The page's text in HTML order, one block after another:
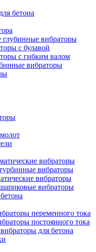
бетона
глубинные вибраторы
с булавой
с гибким валом
вибраторы
вибраторы
вибраторы
вибраторы
вибраторы
переменного тока
постоянного тока
для бетона